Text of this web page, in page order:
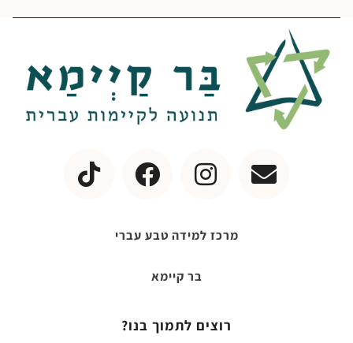
מרכז למידה טבע עברי
בר קיימא
רוצים לתמוך בנו?